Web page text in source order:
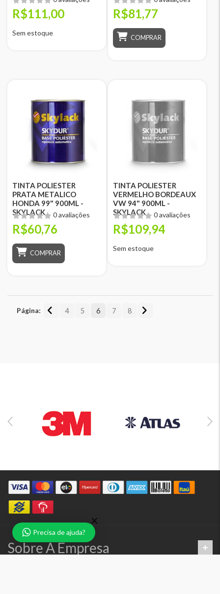
Precisa de ajuda?
R$111,00
Sem estoque
R$81,77
COMPRAR
TINTA POLIESTER
PRATA METALICO
HONDA 99" 900ML -
SKYLACK
0 avaliações
R$60,76
COMPRAR
TINTA POLIESTER
VERMELHO BORDEAUX
VW 94" 900ML -
SKYLACK
0 avaliações
R$109,94
Sem estoque
Página: 4 5 6 7 8
Sobre A Empresa